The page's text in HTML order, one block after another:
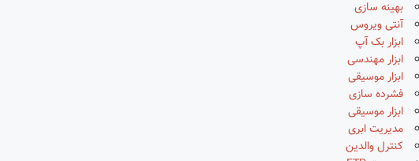
بهینه سازی
آنتی ویروس
ابزار بک آپ
ابزار مهندسی
ابزار موسیقی
فشرده سازی
ابزار موسیقی
مدیریت ابری
کنترل والدین